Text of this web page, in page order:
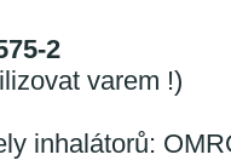
2
varem !)
inhalátorů: